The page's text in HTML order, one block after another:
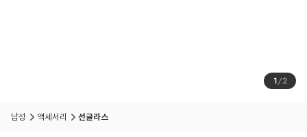
1/2
남성 액세서리 선글라스